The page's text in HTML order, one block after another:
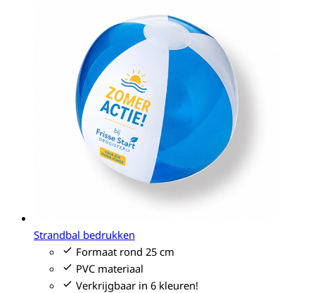
Strandbal bedrukken
Formaat rond 25 cm
PVC materiaal
Verkrijgbaar in 6 kleuren!